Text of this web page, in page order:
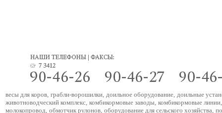
весы для коров, грабли-ворошилки, доильное оборудование, доильные
животноводческий комплекс, комбикормовые заводы, комбикормовые линии,
молокопровод, обмотчик рулонов, оборудование для сельского хозяйства,